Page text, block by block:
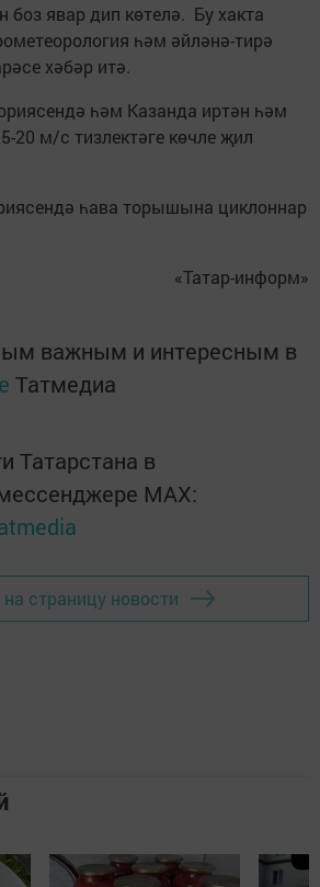
боз явар дип көтелә. Бу хакта
һәм әйләнә-тирә
хәбәр итә.
һәм Казанда иртән һәм
20 м/с тизлектәге көчле җил
һава торышына циклоннар
«Татар-информ»
важным и интересным в
Татмедиа
Татарстана в
MАХ:
страницу новости